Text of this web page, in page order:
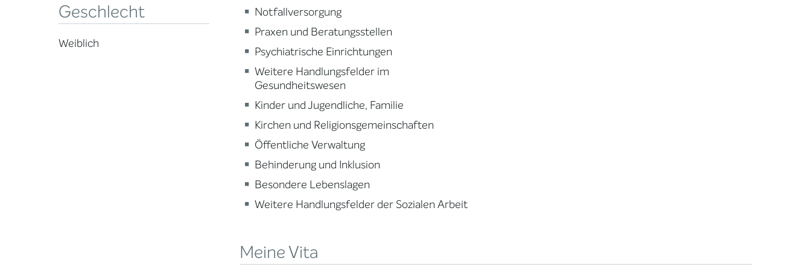
Geschlecht
Weiblich
Notfallversorgung
Praxen und Beratungsstellen
Psychiatrische Einrichtungen
Weitere Handlungsfelder im
Gesundheitswesen
Kinder und Jugendliche, Familie
Kirchen und Religionsgemeinschaften
Öffentliche Verwaltung
Behinderung und Inklusion
Besondere Lebenslagen
Weitere Handlungsfelder der Sozialen Arbeit
Meine Vita